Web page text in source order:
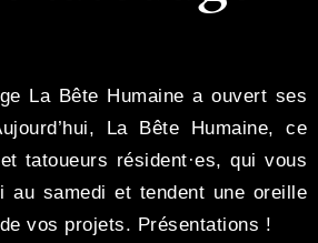
La Bête Humaine a ouvert ses
La Bête Humaine, ce
tatoueurs résident·es, qui vous
au samedi et tendent une oreille
vos projets. Présentations !